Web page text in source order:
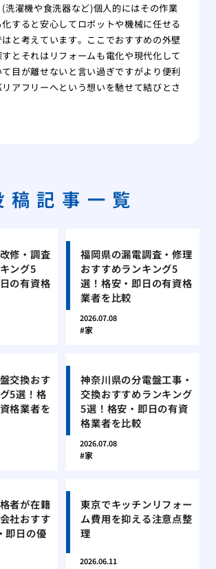
洗濯機や食洗器など)個人的にはその作業
すると安心してロボットや機械に任せる
と考えています。ここでおすすめの外壁
とそれはリフォームも電化や現代化して
目が離せないと言い過ぎですがより便利
アフリーへという想いを馳せて結びとさ
稿記事一覧
修・調査
ング5
の有資格
福岡県の漏電調査・修理
おすすめランキング5
選！格安・即日の有資格
業者を比較
2026.07.08
家
交換おす
5選！格
格業者を
神奈川県の分電盤工事・
交換おすすめランキング
5選！格安・即日の有資
格業者を比較
2026.07.08
家
者が在籍
社おすす
即日の優
東京でキッチンリフォー
ム費用を抑える注意点整
理
2026.06.11